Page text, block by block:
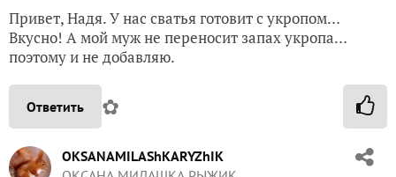
Привет, Надя. У нас сватья готовит с укропом…
Вкусно! А мой муж не переносит запах укропа…
поэтому и не добавляю.
Ответить ✿
OKSANAMILAShKARYZhIK